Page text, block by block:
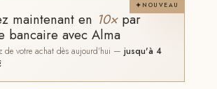
NOUVEAU
maintenant en 10×par
bancaire avec Alma
de votre achat dès aujourd'hui —jusqu'à 4